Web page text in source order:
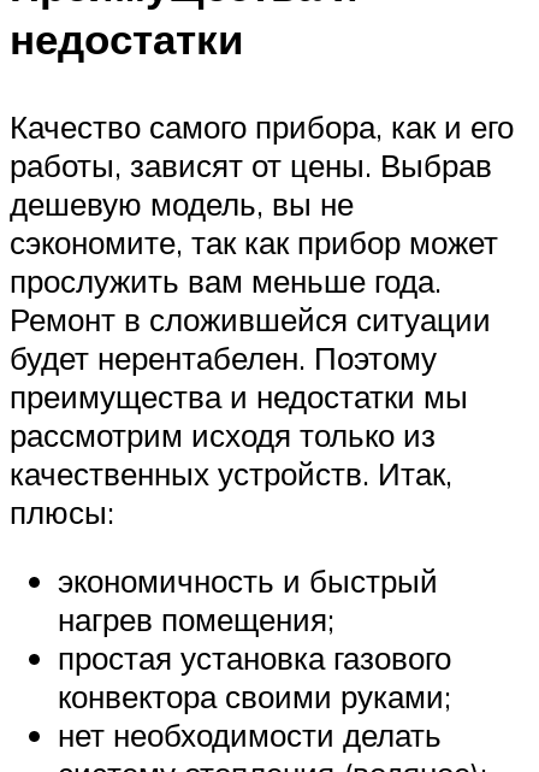
недостатки
Качество самого прибора, как и его
работы, зависят от цены. Выбрав
дешевую модель, вы не
сэкономите, так как прибор может
прослужить вам меньше года.
Ремонт в сложившейся ситуации
будет нерентабелен. Поэтому
преимущества и недостатки мы
рассмотрим исходя только из
качественных устройств. Итак,
плюсы:
экономичность и быстрый
нагрев помещения;
простая установка газового
конвектора своими руками;
нет необходимости делать